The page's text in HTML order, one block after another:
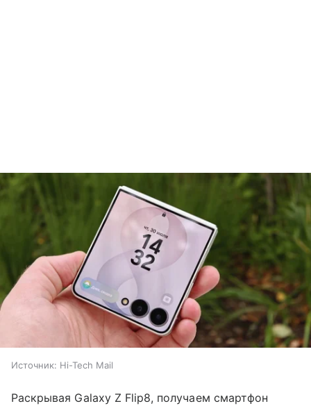
Источник: Hi-Tech Mail
Раскрывая Galaxy Z Flip8, получаем смартфон